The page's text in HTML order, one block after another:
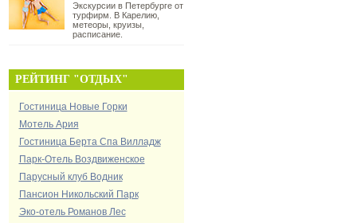
Экскурсии в Петербурге от
турфирм. В Карелию,
метеоры, круизы,
расписание.
РЕЙТИНГ "ОТДЫХ"
Гостиница Новые Горки
Мотель Ария
Гостиница Берта Спа Вилладж
Парк-Отель Воздвиженское
Парусный клуб Водник
Пансион Никольский Парк
Эко-отель Романов Лес